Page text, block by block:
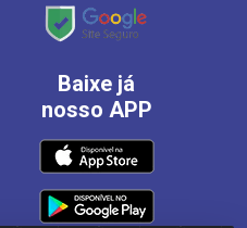
Baixe já
nosso APP